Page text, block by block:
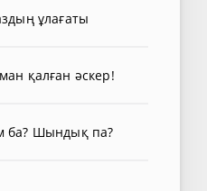
ұлағаты
қалған әскер!
ба? Шындық па?